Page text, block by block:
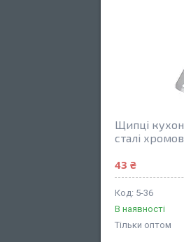
Щипці
сталі
43 ₴
5-36
В наявності
Тільки оптом